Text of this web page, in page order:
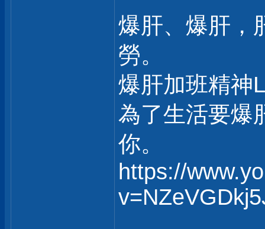
爆肝、爆肝，
勞。
爆肝加班精神
為了生活要爆
你。
https://